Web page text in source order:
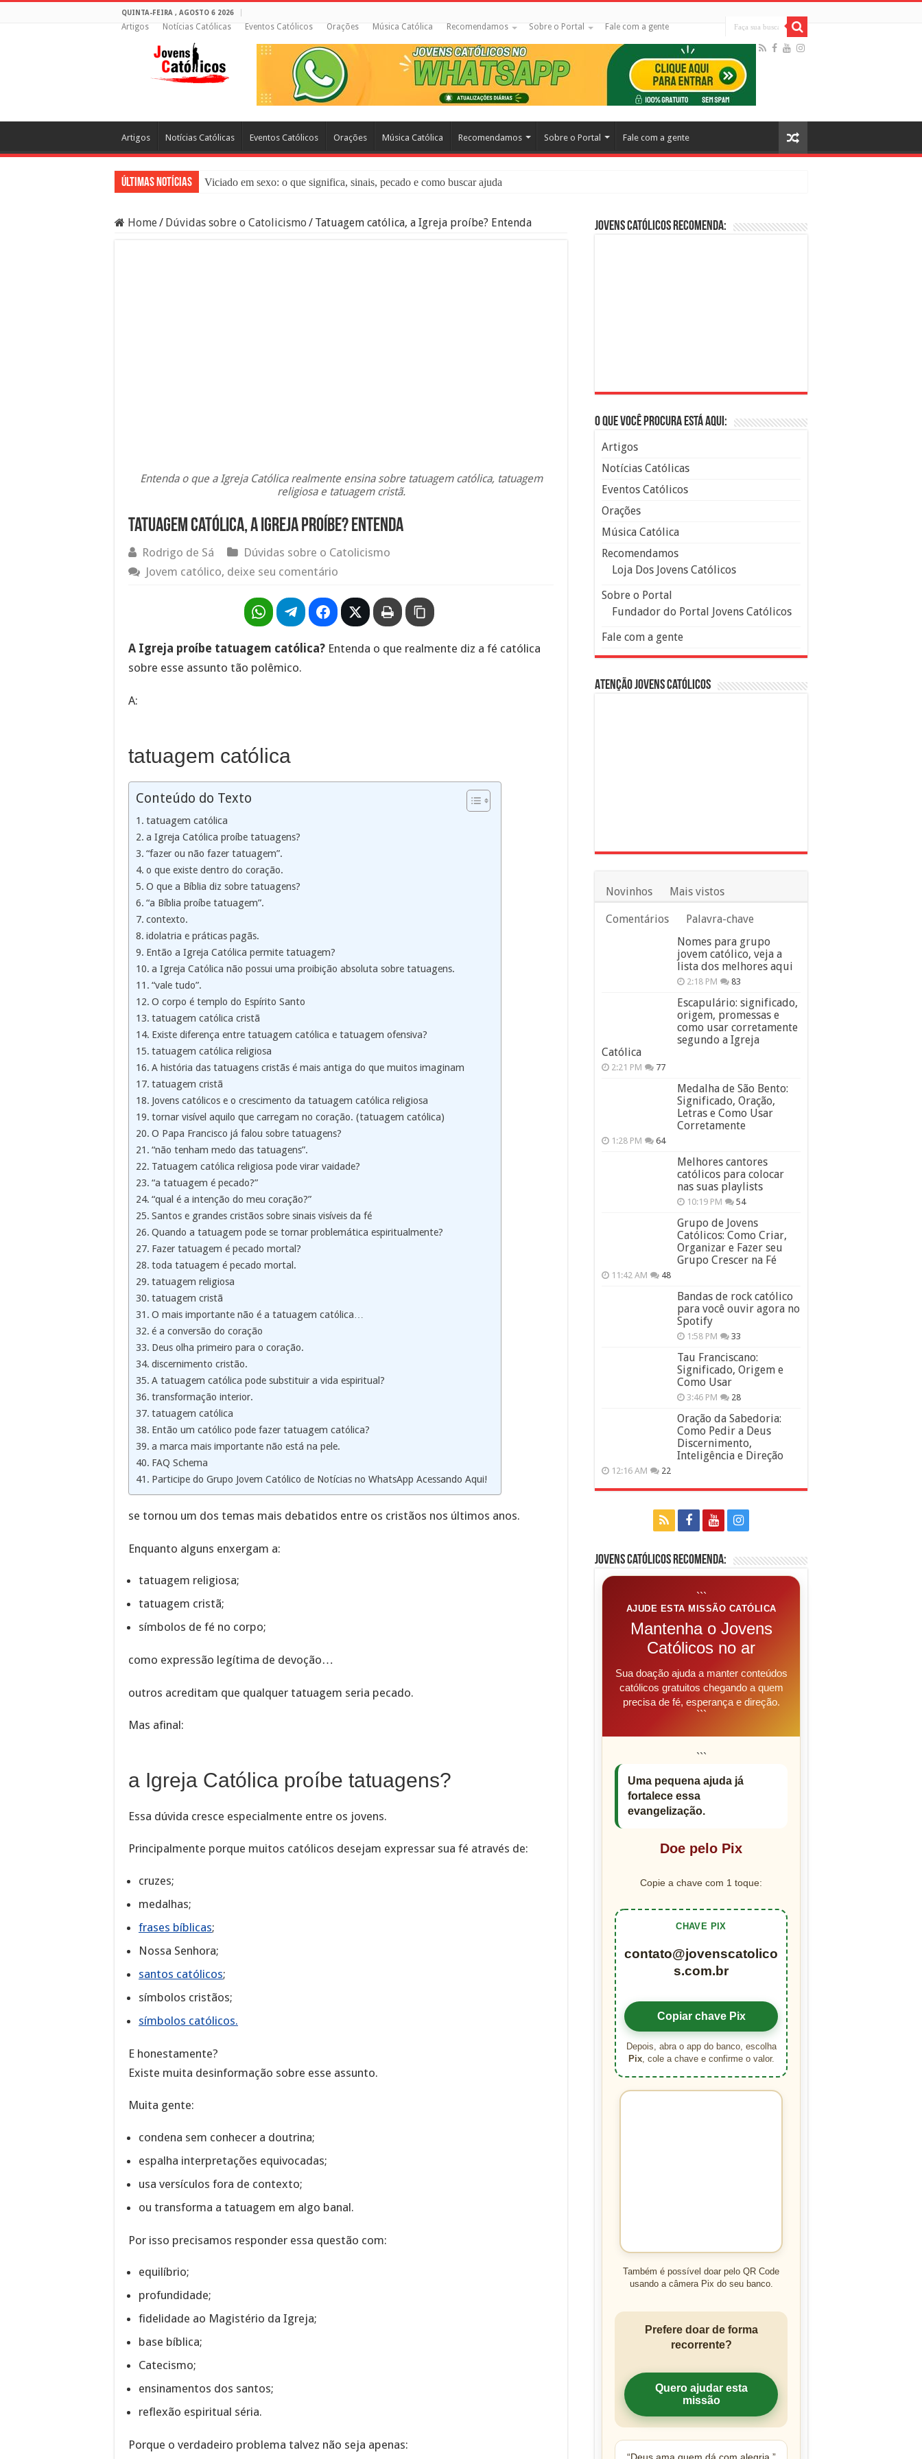
QUINTA-FEIRA , AGOSTO 6 2026
Artigos Notícias Católicas Eventos Católicos Orações Música Católica Recomendamos Sobre o Portal Fale com a gente
Artigos Notícias Católicas Eventos Católicos Orações Música Católica Recomendamos Sobre o Portal Fale com a gente
Últimas Notícias
Viciado em sexo: o que significa, sinais, pecado e como buscar ajuda
Filme Sagrado Coração – Seu Reino Não Terá Fim: O Documentário Que Vai Tocar os Católicos no Cinema
Home/ Dúvidas sobre o Catolicismo / Tatuagem católica, a Igreja proíbe? Entenda
Entenda o que a Igreja Católica realmente ensina sobre tatuagem católica, tatuagem
religiosa e tatuagem cristã.
Tatuagem católica, a Igreja proíbe? Entenda
Rodrigo de Sá
Dúvidas sobre o Catolicismo
Jovem católico, deixe seu comentário
A Igreja proíbe tatuagem católica? Entenda o que realmente diz a fé católica
sobre esse assunto tão polêmico.
A:
tatuagem católica
Conteúdo do Texto
tatuagem católica
a Igreja Católica proíbe tatuagens?
“fazer ou não fazer tatuagem”.
o que existe dentro do coração.
O que a Bíblia diz sobre tatuagens?
“a Bíblia proíbe tatuagem”.
contexto.
idolatria e práticas pagãs.
Então a Igreja Católica permite tatuagem?
a Igreja Católica não possui uma proibição absoluta sobre tatuagens.
“vale tudo”.
O corpo é templo do Espírito Santo
tatuagem católica cristã
Existe diferença entre tatuagem católica e tatuagem ofensiva?
tatuagem católica religiosa
A história das tatuagens cristãs é mais antiga do que muitos imaginam
tatuagem cristã
Jovens católicos e o crescimento da tatuagem católica religiosa
tornar visível aquilo que carregam no coração. (tatuagem católica)
O Papa Francisco já falou sobre tatuagens?
“não tenham medo das tatuagens”.
Tatuagem católica religiosa pode virar vaidade?
“a tatuagem é pecado?”
“qual é a intenção do meu coração?”
Santos e grandes cristãos sobre sinais visíveis da fé
Quando a tatuagem pode se tornar problemática espiritualmente?
Fazer tatuagem é pecado mortal?
toda tatuagem é pecado mortal.
tatuagem religiosa
tatuagem cristã
O mais importante não é a tatuagem católica…
é a conversão do coração
Deus olha primeiro para o coração.
discernimento cristão.
A tatuagem católica pode substituir a vida espiritual?
transformação interior.
tatuagem católica
Então um católico pode fazer tatuagem católica?
a marca mais importante não está na pele.
FAQ Schema
Participe do Grupo Jovem Católico de Notícias no WhatsApp Acessando Aqui!
se tornou um dos temas mais debatidos entre os cristãos nos últimos anos.
Enquanto alguns enxergam a:
tatuagem religiosa;
tatuagem cristã;
símbolos de fé no corpo;
como expressão legítima de devoção…
outros acreditam que qualquer tatuagem seria pecado.
Mas afinal:
a Igreja Católica proíbe tatuagens?
Essa dúvida cresce especialmente entre os jovens.
Principalmente porque muitos católicos desejam expressar sua fé através de:
cruzes;
medalhas;
frases bíblicas;
Nossa Senhora;
santos católicos;
símbolos cristãos;
símbolos católicos.
E honestamente?
Existe muita desinformação sobre esse assunto.
Muita gente:
condena sem conhecer a doutrina;
espalha interpretações equivocadas;
usa versículos fora de contexto;
ou transforma a tatuagem em algo banal.
Por isso precisamos responder essa questão com:
equilíbrio;
profundidade;
fidelidade ao Magistério da Igreja;
base bíblica;
Catecismo;
ensinamentos dos santos;
reflexão espiritual séria.
Porque o verdadeiro problema talvez não seja apenas:
Jovens Católicos Recomenda:
O que você procura está aqui:
Artigos
Notícias Católicas
Eventos Católicos
Orações
Música Católica
Recomendamos
Loja Dos Jovens Católicos
Sobre o Portal
Fundador do Portal Jovens Católicos
Fale com a gente
Atenção Jovens Católicos
Novinhos Mais vistos
Comentários
Palavra-chave
Nomes para grupo
jovem católico, veja a
lista dos melhores aqui
2:18 PM 83
Escapulário: significado,
origem, promessas e
como usar corretamente
segundo a Igreja
Católica
2:21 PM 77
Medalha de São Bento:
Significado, Oração,
Letras e Como Usar
Corretamente
1:28 PM 64
Melhores cantores
católicos para colocar
nas suas playlists
10:19 PM 54
Grupo de Jovens
Católicos: Como Criar,
Organizar e Fazer seu
Grupo Crescer na Fé
11:42 AM 48
Bandas de rock católico
para você ouvir agora no
Spotify
1:58 PM 33
Tau Franciscano:
Significado, Origem e
Como Usar
3:46 PM 28
Oração da Sabedoria:
Como Pedir a Deus
Discernimento,
Inteligência e Direção
12:16 AM 22
Jovens Católicos Recomenda:
```
AJUDE ESTA MISSÃO CATÓLICA
Mantenha o Jovens
Católicos no ar
Sua doação ajuda a manter conteúdos
católicos gratuitos chegando a quem
precisa de fé, esperança e direção.
```
```
Uma pequena ajuda já
fortalece essa
evangelização.
Doe pelo Pix
Copie a chave com 1 toque:
CHAVE PIX
contato@jovenscatolico
s.com.br
Copiar chave Pix
Depois, abra o app do banco, escolha
Pix, cole a chave e confirme o valor.
Também é possível doar pelo QR Code
usando a câmera Pix do seu banco.
Prefere doar de forma
recorrente?
Quero ajudar esta
missão